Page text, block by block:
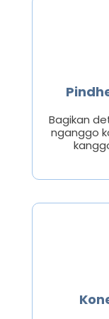
Bagikan
nganggo